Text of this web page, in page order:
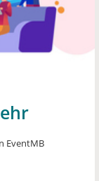
EventMB